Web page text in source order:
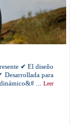
✔ El diseño
Desarrollada para
...Leer